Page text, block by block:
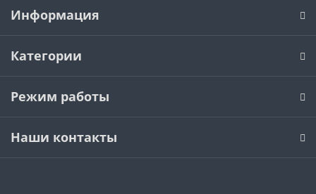
Информация
Категории
Режим работы
Наши контакты